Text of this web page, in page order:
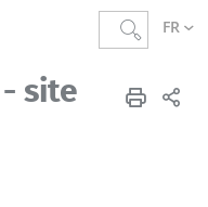
FR
site